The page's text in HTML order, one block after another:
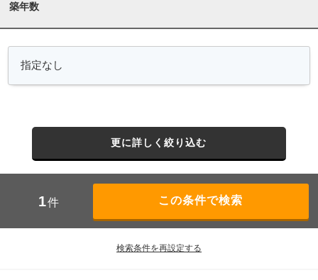
築年数
更に詳しく絞り込む
1件
検索条件を再設定する